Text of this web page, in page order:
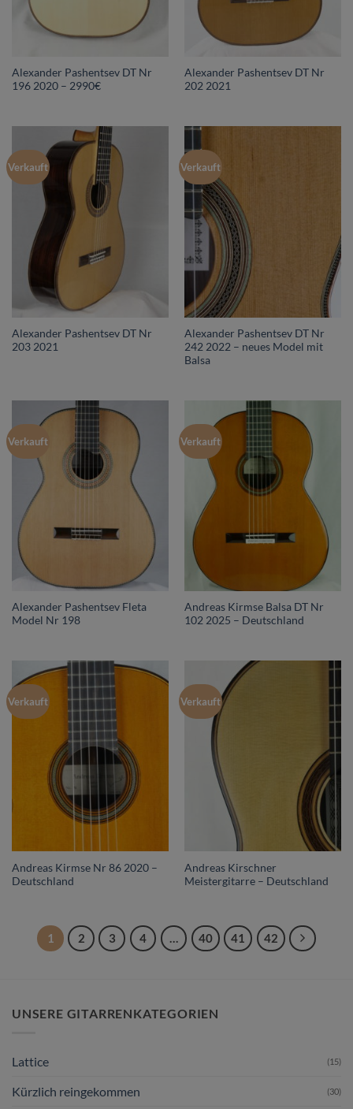
Alexander Pashentsev DT Nr
196 2020 – 2990€
Alexander Pashentsev DT Nr
202 2021
Verkauft
Alexander Pashentsev DT Nr
203 2021
Verkauft
Alexander Pashentsev DT Nr
242 2022 – neues Model mit
Balsa
Verkauft
Alexander Pashentsev Fleta
Model Nr 198
Verkauft
Andreas Kirmse Balsa DT Nr
102 2025 – Deutschland
Verkauft
Andreas Kirmse Nr 86 2020 –
Deutschland
Verkauft
Andreas Kirschner
Meistergitarre – Deutschland
1 2 3 4 40 41 42
UNSERE GITARRENKATEGORIEN
Lattice (15)
Kürzlich reingekommen (30)